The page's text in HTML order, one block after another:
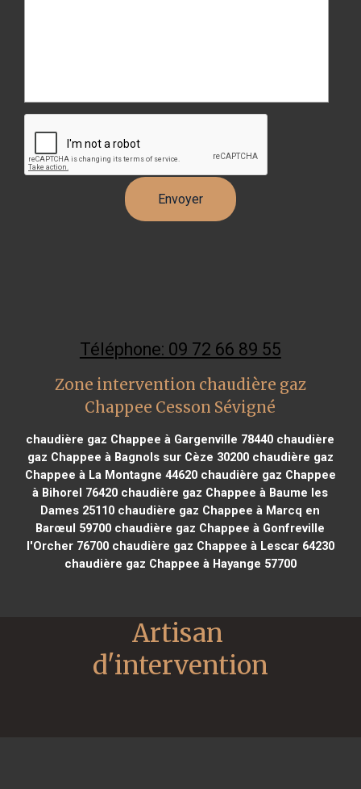
Téléphone: 09 72 66 89 55
Zone intervention chaudière gaz
Chappee Cesson Sévigné
chaudière gaz Chappee à Gargenville 78440 chaudière
gaz Chappee à Bagnols sur Cèze 30200chaudière gaz
Chappee à La Montagne 44620chaudière gaz Chappee
à Bihorel 76420 chaudière gaz Chappee à Baume les
Dames 25110 chaudière gaz Chappee à Marcq en
Barœul 59700 chaudière gaz Chappee à Gonfreville
l'Orcher 76700chaudière gaz Chappee à Lescar 64230
chaudière gaz Chappee à Hayange 57700
Artisan
d'intervention